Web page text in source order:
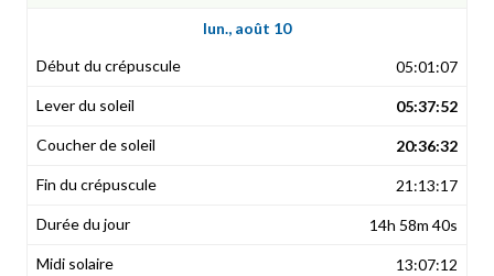
lun., août 10
05:01:07
05:37:52
20:36:32
21:13:17
14h 58m 40s
13:07:12